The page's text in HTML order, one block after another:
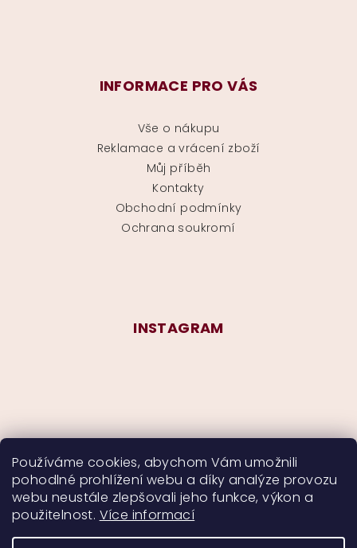
Používáme cookies, abychom Vám umožnili
pohodlné prohlížení webu a díky analýze provozu
webu neustále zlepšovali jeho funkce, výkon a
použitelnost. Více informací
INFORMACE PRO VÁS
Vše o nákupu
Reklamace a vrácení zboží
Můj příběh
Kontakty
Obchodní podmínky
Ochrana soukromí
INSTAGRAM
Sledovat na Instagramu